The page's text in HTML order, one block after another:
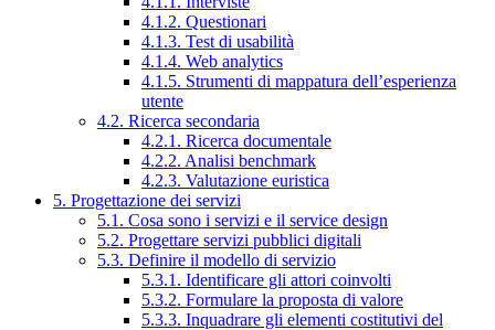
4.1.2. Questionari
4.1.3. Test di usabilità
4.1.4. Web analytics
4.1.5. Strumenti di mappatura dell’esperienza
utente
4.2. Ricerca secondaria
4.2.1. Ricerca documentale
4.2.2. Analisi benchmark
4.2.3. Valutazione euristica
5. Progettazione dei servizi
5.1. Cosa sono i servizi e il service design
5.2. Progettare servizi pubblici digitali
5.3. Definire il modello di servizio
5.3.1. Identificare gli attori coinvolti
5.3.2. Formulare la proposta di valore
5.3.3. Inquadrare gli elementi costitutivi del